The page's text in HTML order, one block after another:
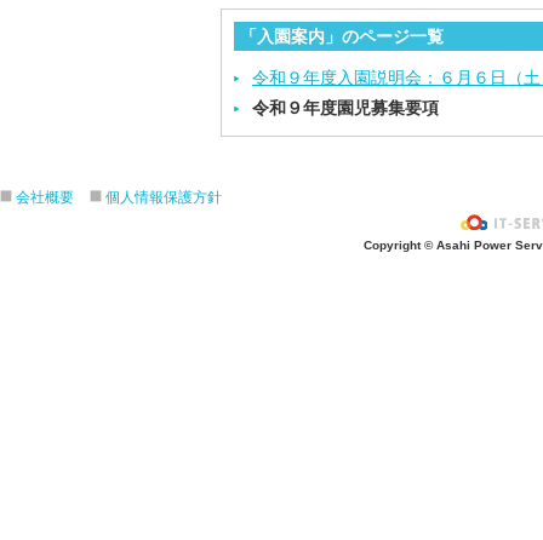
「入園案内」のページ一覧
令和９年度入園説明会：６月６日（
令和９年度園児募集要項
会社概要 個人情報保護方針
Copyright © Asahi Power